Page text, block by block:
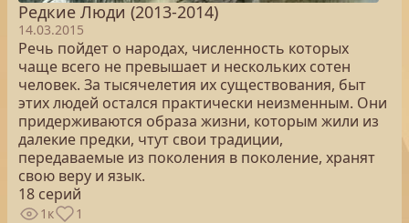
Редкие Люди (2013-2014)
14.03.2015
Речь пойдет о народах, численность которых
чаще всего не превышает и нескольких сотен
человек. За тысячелетия их существования, быт
этих людей остался практически неизменным. Они
придерживаются образа жизни, которым жили из
далекие предки, чтут свои традиции,
передаваемые из поколения в поколение, хранят
свою веру и язык.
18 серий
1к 1